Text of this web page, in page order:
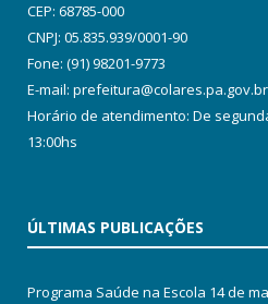
CEP: 68785-000
CNPJ: 05.835.939/0001-90
Fone: (91) 98201-9773
E-mail: prefeitura@colares.pa.gov.br
Horário de atendimento: De
13:00hs
ÚLTIMAS PUBLICAÇÕES
Programa Saúde na Escola 14 de